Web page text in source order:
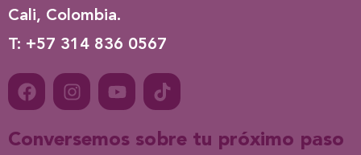
Cali, Colombia.
T: +57 314 836 0567
Conversemos sobre tu próximo paso